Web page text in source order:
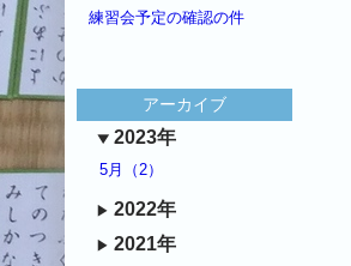
練習会予定の確認の件
アーカイブ
2023年
5月（2）
2022年
2021年